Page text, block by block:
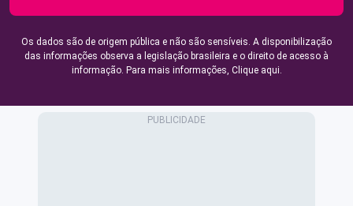
Os dados são de origem pública e não são sensíveis. A disponibilização
das informações observa a legislação brasileira e o direito de acesso à
informação. Para mais informações, Clique aqui.